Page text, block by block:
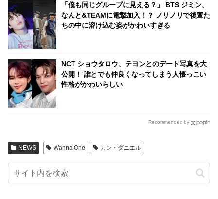
「僕も同じグループに見える？」 BTS ジミン、
なんと&TEAMに電撃加入！？ ノリノリで後輩た
ちの中に溶け込む姿がかわいすぎる
NCT ショウタロウ、テヨンとのデート写真を大
公開！ 誰とでも仲良くなってしまう人懐っこい
性格がかわいらしい
Recommended by
NEWS Wanna One カン・ダニエル